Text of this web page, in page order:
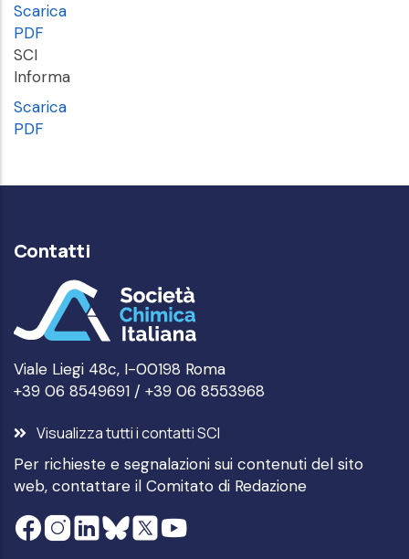
Scarica
PDF
SCI
Informa
Scarica
PDF
Contatti
Viale Liegi 48c, I-00198 Roma
+39 06 8549691 / +39 06 8553968
Visualizza tutti i contatti SCI
Per richieste e segnalazioni sui contenuti del sito
web, contattare il Comitato di Redazione